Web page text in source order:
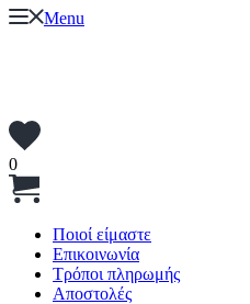
Menu
0
Ποιοί είμαστε
Επικοινωνία
Τρόποι πληρωμής
Αποστολές